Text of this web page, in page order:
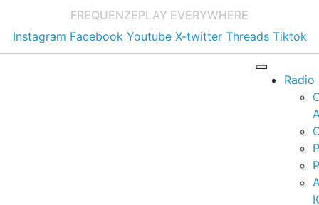
FREQUENZEPLAY EVERYWHERE
Instagram Facebook Youtube X-twitter Threads Tiktok
Radio